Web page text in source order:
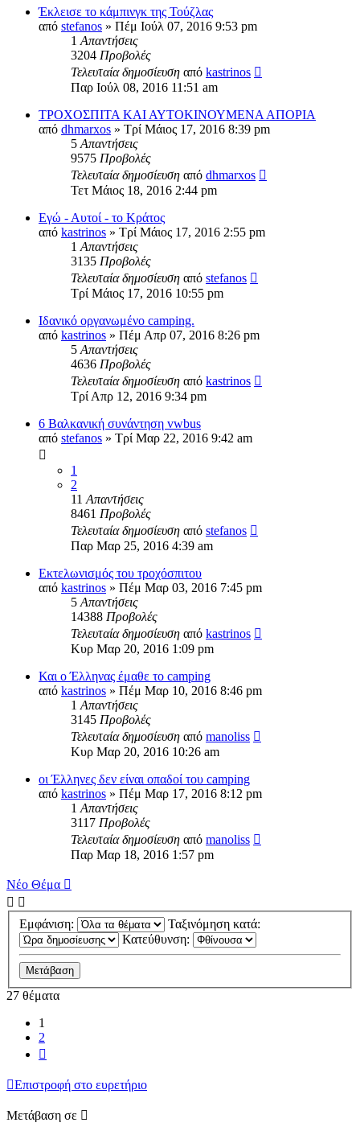
Έκλεισε το κάμπινγκ της Τούζλας
από stefanos » Πέμ Ιούλ 07, 2016 9:53 pm
1 Απαντήσεις
3204 Προβολές
Τελευταία δημοσίευση από kastrinos
Παρ Ιούλ 08, 2016 11:51 am
ΤΡΟΧΟΣΠΙΤΑ ΚΑΙ ΑΥΤΟΚΙΝΟΥΜΕΝΑ ΑΠΟΡΙΑ
από dhmarxos » Τρί Μάιος 17, 2016 8:39 pm
5 Απαντήσεις
9575 Προβολές
Τελευταία δημοσίευση από dhmarxos
Τετ Μάιος 18, 2016 2:44 pm
Εγώ - Αυτοί - το Κράτος
από kastrinos » Τρί Μάιος 17, 2016 2:55 pm
1 Απαντήσεις
3135 Προβολές
Τελευταία δημοσίευση από stefanos
Τρί Μάιος 17, 2016 10:55 pm
Ιδανικό οργανωμένο camping.
από kastrinos » Πέμ Απρ 07, 2016 8:26 pm
5 Απαντήσεις
4636 Προβολές
Τελευταία δημοσίευση από kastrinos
Τρί Απρ 12, 2016 9:34 pm
6 Βαλκανική συνάντηση vwbus
από stefanos » Τρί Μαρ 22, 2016 9:42 am
1
2
11 Απαντήσεις
8461 Προβολές
Τελευταία δημοσίευση από stefanos
Παρ Μαρ 25, 2016 4:39 am
Εκτελωνισμός του τροχόσπιτου
από kastrinos » Πέμ Μαρ 03, 2016 7:45 pm
5 Απαντήσεις
14388 Προβολές
Τελευταία δημοσίευση από kastrinos
Κυρ Μαρ 20, 2016 1:09 pm
Και ο Έλληνας έμαθε το camping
από kastrinos » Πέμ Μαρ 10, 2016 8:46 pm
1 Απαντήσεις
3145 Προβολές
Τελευταία δημοσίευση από manoliss
Κυρ Μαρ 20, 2016 10:26 am
οι Έλληνες δεν είναι οπαδοί του camping
από kastrinos » Πέμ Μαρ 17, 2016 8:12 pm
1 Απαντήσεις
3117 Προβολές
Τελευταία δημοσίευση από manoliss
Παρ Μαρ 18, 2016 1:57 pm
Νέο Θέμα
Εμφάνιση:
Ταξινόμηση κατά:
Κατεύθυνση:
27 θέματα
1
2
Επιστροφή στο ευρετήριο
Μετάβαση σε